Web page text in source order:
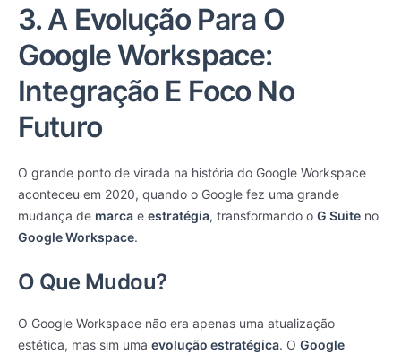
3. A Evolução Para O
Google Workspace:
Integração E Foco No
Futuro
O grande ponto de virada na história do Google Workspace
aconteceu em 2020, quando o Google fez uma grande
mudança de marca e estratégia, transformando o G Suite no
Google Workspace.
O Que Mudou?
O Google Workspace não era apenas uma atualização
estética, mas sim uma evolução estratégica. O Google